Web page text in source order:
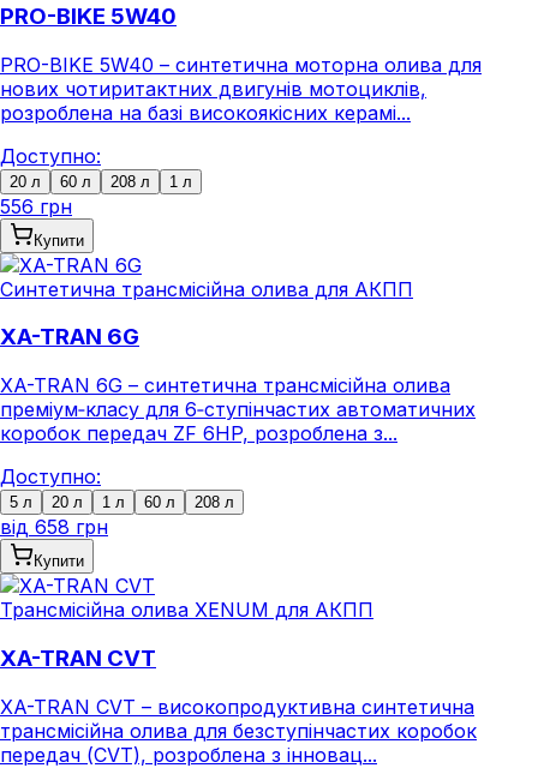
PRO-BIKE 5W40
PRO-BIKE 5W40 – синтетична моторна олива для
нових чотиритактних двигунів мотоциклів,
розроблена на базі високоякісних керамі...
Доступно:
20 л 60 л 208 л 1 л
556 грн
Купити
Синтетична трансмісійна олива для АКПП
XA-TRAN 6G
XA-TRAN 6G – синтетична трансмісійна олива
преміум‑класу для 6‑ступінчастих автоматичних
коробок передач ZF 6HP, розроблена з...
Доступно:
5 л 20 л 1 л 60 л 208 л
від 658 грн
Купити
Трансмісійна олива XENUM для АКПП
XA-TRAN CVT
XA-TRAN CVT – високопродуктивна синтетична
трансмісійна олива для безступінчастих коробок
передач (CVT), розроблена з інновац...